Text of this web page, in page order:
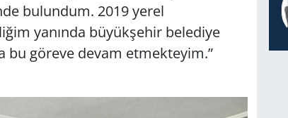
bulundum. 2019 yerel
yanında büyükşehir belediye
bu göreve devam etmekteyim.”